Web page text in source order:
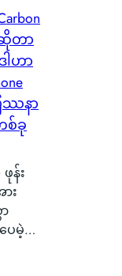
ဆိုတာ
ါဟာ
ဿနာ
ခု
န်း
း
ေမဲ့…